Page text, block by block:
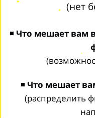
(нет
◾ Что мешает вам
◾ Что мешает
(распределить